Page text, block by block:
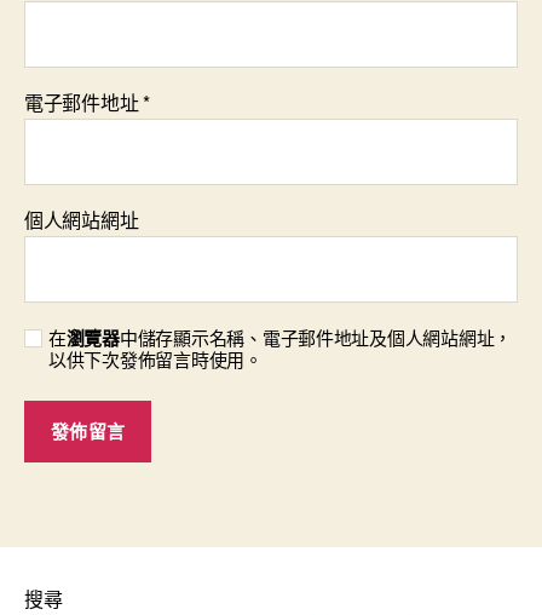
電子郵件地址*
個人網站網址
在瀏覽器中儲存顯示名稱、電子郵件地址及個人網站網址，
以供下次發佈留言時使用。
搜尋